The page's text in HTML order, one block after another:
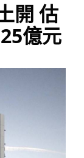
開 估
億元